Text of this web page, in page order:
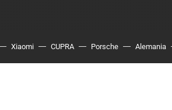
Xiaomi CUPRA Porsche Alemania